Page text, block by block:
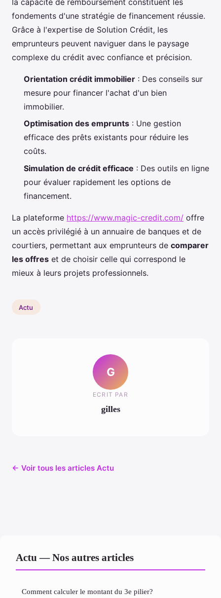
la capacité de remboursement constituent les
fondements d'une stratégie de financement réussie.
Grâce à l'expertise de Solution Crédit, les
emprunteurs peuvent naviguer dans le paysage
complexe du crédit avec confiance et précision.
Orientation crédit immobilier : Des conseils sur
mesure pour financer l'achat d'un bien
immobilier.
Optimisation des emprunts : Une gestion
efficace des prêts existants pour réduire les
coûts.
Simulation de crédit efficace : Des outils en ligne
pour évaluer rapidement les options de
financement.
La plateforme https://www.magic-credit.com/ offre
un accès privilégié à un annuaire de banques et de
courtiers, permettant aux emprunteurs de comparer
les offres et de choisir celle qui correspond le
mieux à leurs projets professionnels.
Actu
G
ECRIT PAR
gilles
← Voir tous les articles Actu
Actu — Nos autres articles
Comment calculer le montant du 3e pilier?